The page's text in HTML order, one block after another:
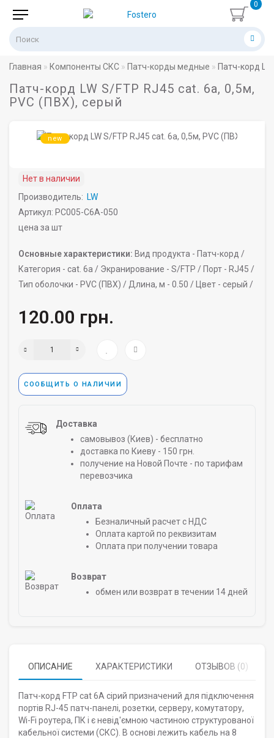
0
Главная Компоненты СКС Патч-корды медные Патч-корд
Патч-корд LW S/FTP RJ45 cat. 6a, 0,5м,
PVC (ПВХ), серый
new
Нет в наличии
Производитель: LW
Артикул: PC005-C6A-050
цена за шт
Основные характеристики: Вид продукта - Патч-корд /
Категория - cat. 6a / Экранирование - S/FTP / Порт - RJ45 /
Тип оболочки - PVC (ПВХ) / Длина, м - 0.50 / Цвет - серый /
120.00 грн.
СООБЩИТЬ О НАЛИЧИИ
Доставка
самовывоз (Киев) - бесплатно
доставка по Киеву - 150 грн.
получение на Новой Почте - по тарифам
перевозчика
Оплата
Безналичный расчет с НДС
Оплата картой по реквизитам
Оплата при получении товара
Возврат
обмен или возврат в течении 14 дней
ОПИСАНИЕ ХАРАКТЕРИСТИКИ ОТЗЫВОВ (0)
Патч-корд FTP cat 6A сірий призначений для підключення
портів RJ-45 патч-панелі, розетки, серверу, комутатору,
Wi-Fi роутера, ПК і є невід'ємною частиною структурованої
кабельної системи (СКС). В основі лежить кабель на 8